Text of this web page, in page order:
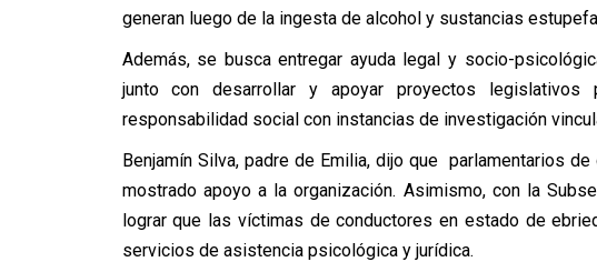
generan luego de la ingesta de alcohol y sustancias
Además, se busca entregar ayuda legal y socio-
junto con desarrollar y apoyar proyectos
responsabilidad social con instancias de investigación
Benjamín Silva, padre de Emilia, dijo que parlamentarios
mostrado apoyo a la organización. Asimismo, con la
lograr que las víctimas de conductores en estado de
servicios de asistencia psicológica y jurídica.